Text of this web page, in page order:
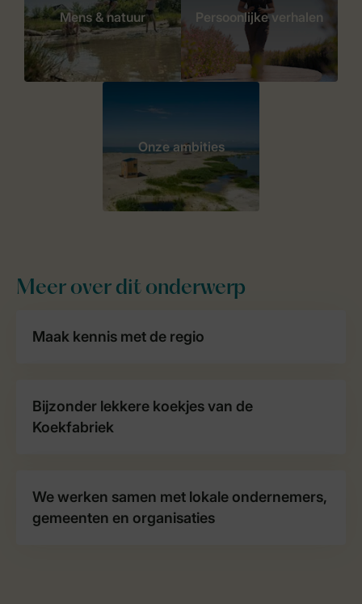
Mens & natuur Persoonlijke verhalen
Onze ambities
Meer over dit onderwerp
Maak kennis met de regio
Bijzonder lekkere koekjes van de
Koekfabriek
We werken samen met lokale ondernemers,
gemeenten en organisaties